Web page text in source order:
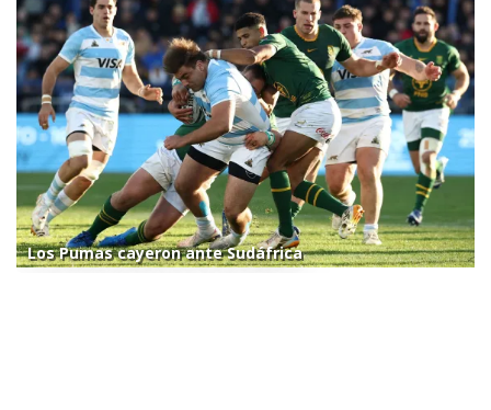
Los Pumas cayeron ante Sudáfrica